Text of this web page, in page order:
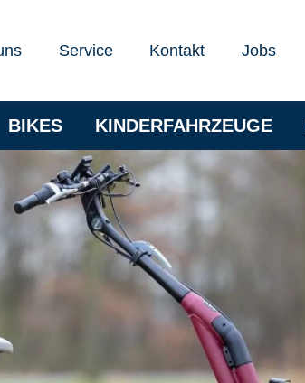
Service Kontakt Jobs
BIKES KINDERFAHRZEUGE